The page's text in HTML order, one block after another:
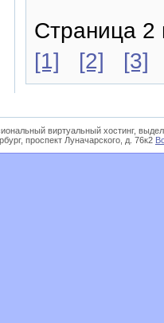
Страница 2
[1]
[2] [3]
виртуальный хостинг,
проспект Луначарского, д. 76к2